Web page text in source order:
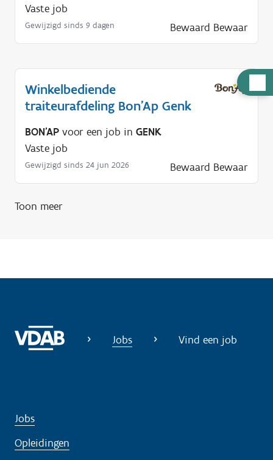
u
o
d
Vaste job
Gewijzigd sinds 9 dagen Bewaard Bewaar
Winkelbediende
traiteurafdeling Bon'Ap Genk
BON'AP voor een job in GENK
Vaste job
Gewijzigd sinds 24 jun 2026 Bewaard Bewaar
Toon meer
Jobs Vind een job
Jobs
Opleidingen